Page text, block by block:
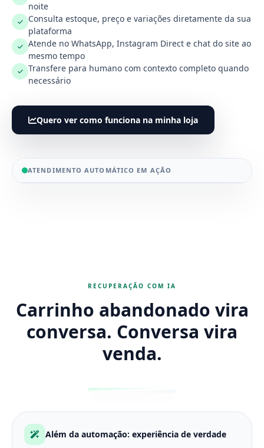
noite
Consulta estoque, preço e variações diretamente da sua
plataforma
Atende no WhatsApp, Instagram Direct e chat do site ao
mesmo tempo
Transfere para humano com contexto completo quando
necessário
Quero ver como funciona na minha loja
ATENDIMENTO AUTOMÁTICO EM AÇÃO
RECUPERAÇÃO COM IA
Carrinho abandonado vira
conversa. Conversa vira
venda.
Além da automação: experiência de verdade